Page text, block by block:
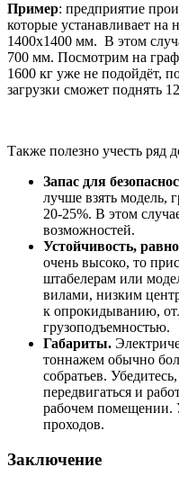
Пример: предприятие
которые устанавливает на
1400х1400 мм. В этом
700 мм. Посмотрим на
1600 кг уже не подойдёт,
загрузки сможет поднять
Также полезно учесть ряд
Запас для
лучше взять модель,
20-25%. В этом
возможностей.
Устойчивость,
очень высоко, то
штабелерам или
вилами, низким
к опрокидыванию,
грузоподъемностью.
Габариты.
тоннажем обычно
собратьев.
передвигаться и
рабочем помещении.
проходов.
Заключение